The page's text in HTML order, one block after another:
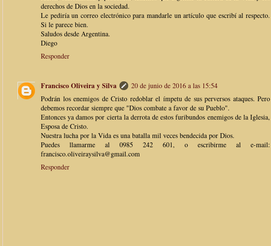
derechos de Dios en la sociedad.
Le pediría un correo electrónico para mandarle un artículo que escribí al respecto.
Si le parece bien.
Saludos desde Argentina.
Diego
Responder
Francisco Oliveira y Silva
20 de junio de 2016 a las 15:54
Podrán los enemigos de Cristo redoblar el ímpetu de sus perversos ataques. Pero
debemos recordar siempre que "Dios combate a favor de su Pueblo".
Entonces ya damos por cierta la derrota de estos furibundos enemigos de la Iglesia,
Esposa de Cristo.
Nuestra lucha por la Vida es una batalla mil veces bendecida por Dios.
Puedes llamarme al 0985 242 601, o escribirme al e-mail:
francisco.oliveiraysilva@gmail.com
Responder